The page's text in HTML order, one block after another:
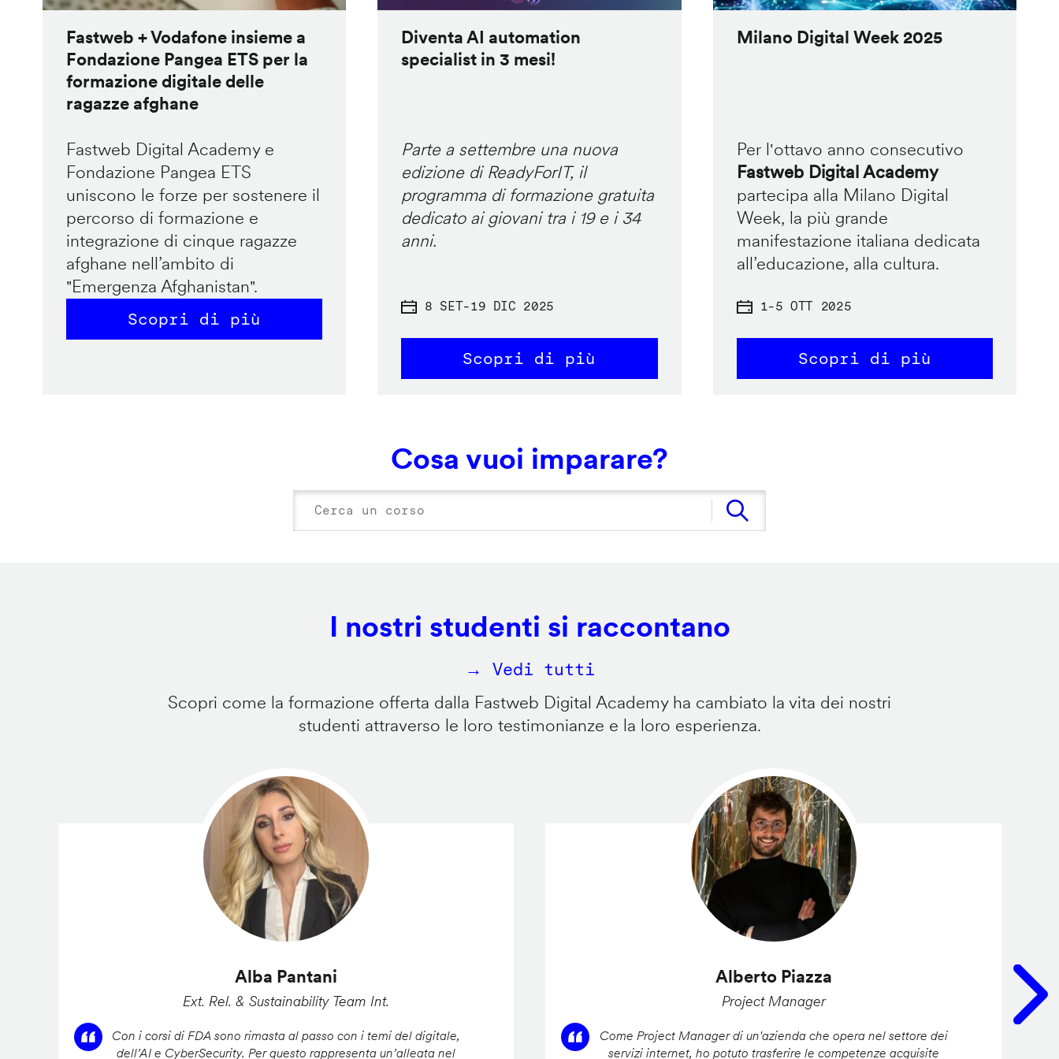
Fastweb + Vodafone insieme a
Fondazione Pangea ETS per la
formazione digitale delle
ragazze afghane
Fastweb Digital Academy e
Fondazione Pangea ETS
uniscono le forze per sostenere il
percorso di formazione e
integrazione di cinque ragazze
afghane nell’ambito di
"Emergenza Afghanistan".
Scopri di più
Diventa AI automation
specialist in 3 mesi!
Parte a settembre una nuova
edizione di ReadyForIT, il
programma di formazione gratuita
dedicato ai giovani tra i 19 e i 34
anni.
8 SET-19 DIC 2025
Scopri di più
Milano Digital Week 2025
Per l'ottavo anno consecutivo
Fastweb Digital Academy
partecipa alla Milano Digital
Week, la più grande
manifestazione italiana dedicata
all’educazione, alla cultura.
1-5 OTT 2025
Scopri di più
Cosa vuoi imparare?
I nostri studenti si raccontano
→ Vedi tutti
Scopri come la formazione offerta dalla Fastweb Digital Academy ha cambiato la vita dei nostri
studenti attraverso le loro testimonianze e la loro esperienza.
Alba Pantani
Ext. Rel. & Sustainability Team Int.
Con i corsi di FDA sono rimasta al passo con i temi del digitale,
dell’AI e CyberSecurity. Per questo rappresenta un’alleata nel
Alberto Piazza
Project Manager
Come Project Manager di un'azienda che opera nel settore dei
servizi internet, ho potuto trasferire le competenze acquisite